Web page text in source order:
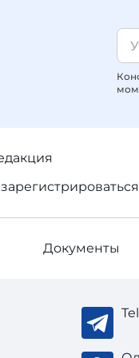
зарегистрироваться
Документы